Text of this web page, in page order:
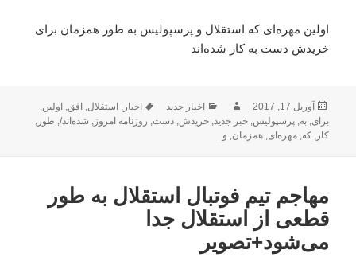
اولین مهر‌ه‌ای که استقلال و پرسپولیس به طور همزمان برای
خریدش دست به کار شده‌اند
ارسال
شده
در
آوریل 17, 2017 نویسندهدسته‌ها
اخبار جدید برچسب‌ها
اخبار, استقلال, افق, اولین,
برای,به,پرسپولیس,خبر جدید,خریدش,دست, روزنامه امروز, شده‌اند/, طور,
کار,که,مهر‌ه‌ای,همزمان, و
مهاجم تیم فوتبال استقلال به طور
قطعی از استقلال جدا
می‌شود+تصویر